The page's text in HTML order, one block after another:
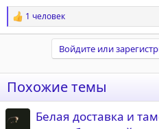
Р
е
и
и
1 человек
Войдите или
Похожие темы
Белая доставка и